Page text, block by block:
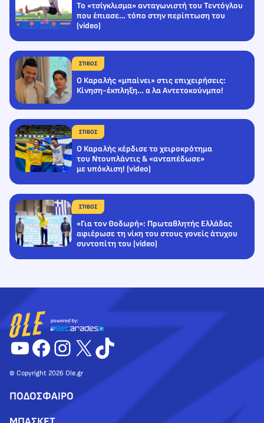
Το «τσίγκλισμα» ανταγωνιστή του Τεντόγλου
που έπιασε… τόπο στην περίπτωση του
(video)
ΣΤΙΒΟΣ
Ο Καραλής «μπαίνει» στις επιχειρήσεις:
Κίνηση-έκπληξη… α λα Αντετοκούνμπο!
ΣΤΙΒΟΣ
Ο Καραλής κέρδισε το χειροκρότημα
του Ντουπλάντις & «ανταπέδωσε»
με υπόκλιση! (video)
ΣΤΙΒΟΣ
«Για τον Θοδωρή»: Πρωταθλητής Ελλάδας
αφιέρωσε τη νίκη του στους γονείς άτυχου
συντοπίτη του (video)
YouTube
Facebook
Instagram
X TikTok
© Copyright 2026 Ole.gr
ΠΟΔΟΣΦΑΙΡΟ